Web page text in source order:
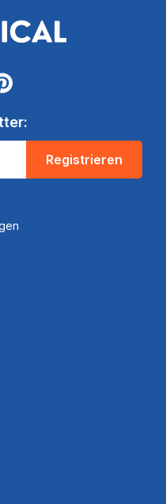
Registrieren